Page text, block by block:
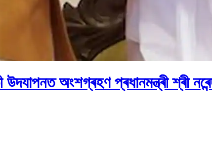
অংশগ্ৰহণ প্ৰধানমন্ত্ৰী শ্ৰী